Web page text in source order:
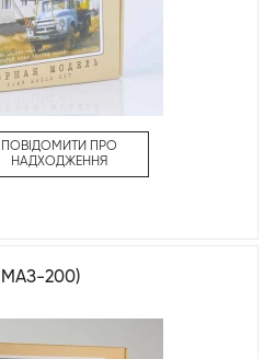
ПОВІДОМИТИ ПРО
НАДХОДЖЕННЯ
200)